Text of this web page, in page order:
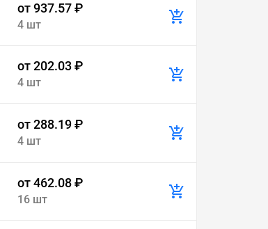
от 937.57 ₽
4 шт
от 202.03 ₽
4 шт
от 288.19 ₽
4 шт
от 462.08 ₽
16 шт